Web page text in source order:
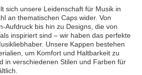
sich unsere Leidenschaft für Musik in
an thematischen Caps wider. Von
Aufdruck bis hin zu Designs, die von
inspiriert sind – wir haben das perfekte
Unsere Kappen bestehen
um Komfort und Haltbarkeit zu
in verschiedenen Stilen und Farben für